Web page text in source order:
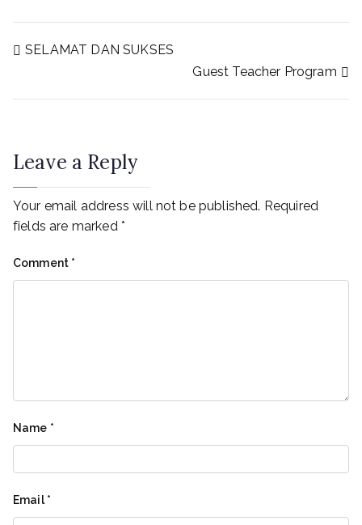
SELAMAT DAN SUKSES
Guest Teacher Program
Leave a Reply
Your email address will not be published. Required
fields are marked *
Comment *
Name *
Email*